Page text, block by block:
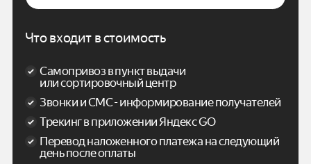
Что входит в стоимость
Самопривоз в пункт выдачи
или сортировочный центр
Звонки и СМС - информирование получателей
Трекинг в приложении Яндекс GO
Перевод наложенного платежа на следующий
день после оплаты